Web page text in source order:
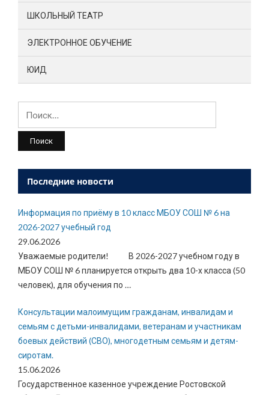
ШКОЛЬНЫЙ ТЕАТР
ЭЛЕКТРОННОЕ ОБУЧЕНИЕ
ЮИД
Последние новости
Информация по приёму в 10 класс МБОУ СОШ № 6 на
2026-2027 учебный год
29.06.2026
Уважаемые родители! В 2026-2027 учебном году в
МБОУ СОШ № 6 планируется открыть два 10-х класса (50
человек), для обучения по …
Консультации малоимущим гражданам, инвалидам и
семьям с детьми-инвалидами, ветеранам и участникам
боевых действий (СВО), многодетным семьям и детям-
сиротам.
15.06.2026
Государственное казенное учреждение Ростовской